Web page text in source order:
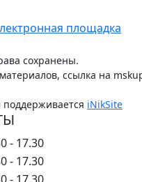
площадка
сохранены.
ссылка на
поддерживается iNikSite
- 17.30
- 17.30